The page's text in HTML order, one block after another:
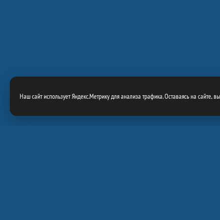
Наш сайт использует Яндекс.Метрику для анализа трафика. Оставаясь на сайте,